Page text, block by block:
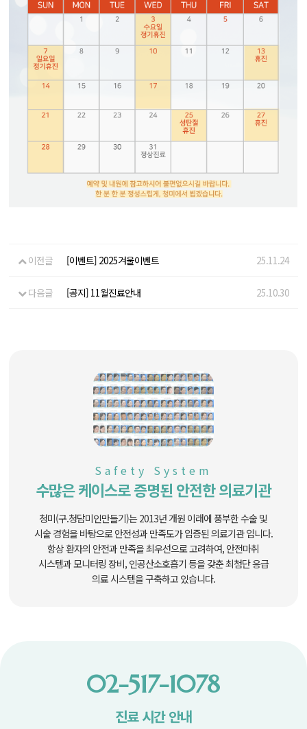
이전글 [이벤트] 2025겨울이벤트 25.11.24
다음글 [공지] 11월진료안내 25.10.30
Safety System
수많은 케이스로 증명된 안전한 의료기관
청미(구.청담미인만들기)는 2013년 개원 이래에 풍부한 수술 및
시술 경험을 바탕으로안전성과 만족도가 입증된 의료기관 입니다.
항상 환자의 안전과 만족을 최우선으로 고려하여, 안전마취
시스템과 모니터링 장비,인공산소호흡기 등을 갖춘 최첨단 응급
의료 시스템을 구축하고 있습니다.
02-517-1078
진료 시간 안내